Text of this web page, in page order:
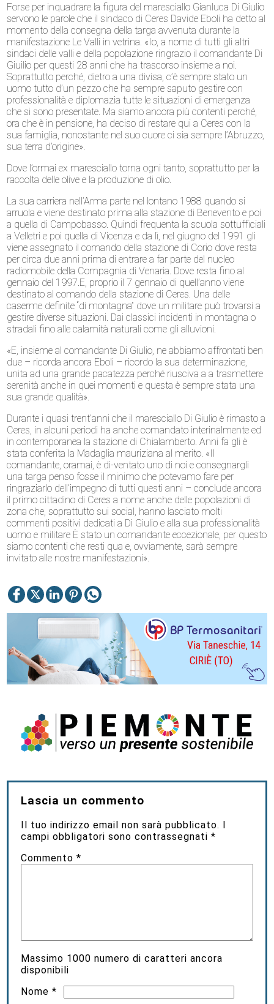
Forse per inquadrare la figura del maresciallo Gianluca Di Giulio
servono le parole che il sindaco di Ceres Davide Eboli ha detto al
momento della consegna della targa avvenuta durante la
manifestazione Le Valli in vetrina. «Io, a nome di tutti gli altri
sindaci delle valli e della popolazione ringrazio il comandante Di
Giuilio per questi 28 anni che ha trascorso insieme a noi.
Soprattutto perché, dietro a una divisa, c’è sempre stato un
uomo tutto d’un pezzo che ha sempre saputo gestire con
professionalità e diplomazia tutte le situazioni di emergenza
che si sono presentate. Ma siamo ancora più contenti perché,
ora che è in pensione, ha deciso di restare qui a Ceres con la
sua famiglia, nonostante nel suo cuore ci sia sempre l’Abruzzo,
sua terra d’origine».
Dove l’ormai ex maresciallo torna ogni tanto, soprattutto per la
raccolta delle olive e la produzione di olio.
La sua carriera nell’Arma parte nel lontano 1988 quando si
arruola e viene destinato prima alla stazione di Benevento e poi
a quella di Campobasso. Quindi frequenta la scuola sottufficiali
a Velletri e poi quella di Vicenza e da lì, nel giugno del 1991 gli
viene assegnato il comando della stazione di Corio dove resta
per circa due anni prima di entrare a far parte del nucleo
radiomobile della Compagnia di Venaria. Dove resta fino al
gennaio del 1997.E, proprio il 7 gennaio di quell’anno viene
destinato al comando della stazione di Ceres. Una delle
caserme definite “di montagna” dove un militare può trovarsi a
gestire diverse situazioni. Dai classici incidenti in montagna o
stradali fino alle calamità naturali come gli alluvioni.
«E, insieme al comandante Di Giulio, ne abbiamo affrontati ben
due – ricorda ancora Eboli – ricordo la sua determinazione,
unita ad una grande pacatezza perché riusciva a a trasmettere
serenità anche in quei momenti e questa è sempre stata una
sua grande qualità».
Durante i quasi trent’anni che il maresciallo Di Giulio è rimasto a
Ceres, in alcuni periodi ha anche comandato interinalmente ed
in contemporanea la stazione di Chialamberto. Anni fa gli è
stata conferita la Madaglia mauriziana al merito. «Il
comandante, oramai, è di-ventato uno di noi e consegnargli
una targa penso fosse il minimo che potevamo fare per
ringraziarlo dell’impegno di tutti questi anni – conclude ancora
il primo cittadino di Ceres a nome anche delle popolazioni di
zona che, soprattutto sui social, hanno lasciato molti
commenti positivi dedicati a Di Giulio e alla sua professionalità
uomo e militare È stato un comandante eccezionale, per questo
siamo contenti che resti qua e, ovviamente, sarà sempre
invitato alle nostre manifestazioni».
Lascia un commento
Il tuo indirizzo email non sarà pubblicato. I
campi obbligatori sono contrassegnati*
Commento*
Massimo 1000 numero di caratteri ancora
disponibili
Nome*